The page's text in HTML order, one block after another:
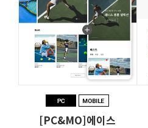
[PC&MO]에이스